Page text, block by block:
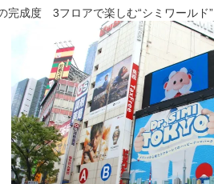
完成度 3フロアで楽しむ“シミワールド”